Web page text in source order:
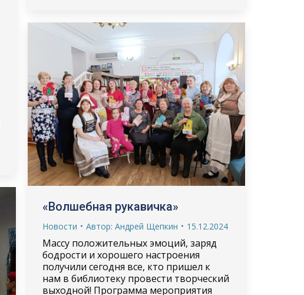
«Волшебная рукавичка»
Новости Автор: Андрей Щепкин 15.12.2024
Массу положительных эмоций, заряд
бодрости и хорошего настроения
получили сегодня все, кто пришел к
нам в библиотеку провести творческий
выходной! Программа мероприятия